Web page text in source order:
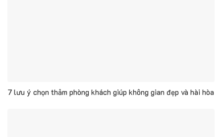
7 lưu ý chọn thảm phòng khách giúp không gian đẹp và hài hòa